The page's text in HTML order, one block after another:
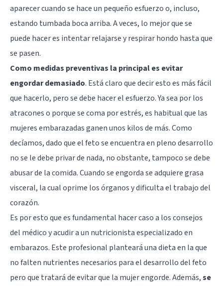
aparecer cuando se hace un pequeño esfuerzo o, incluso,
estando tumbada boca arriba. A veces, lo mejor que se
puede hacer es intentar relajarse y respirar hondo hasta que
se pasen.
Como medidas preventivas la principal es evitar
engordar demasiado. Está claro que decir esto es más fácil
que hacerlo, pero se debe hacer el esfuerzo. Ya sea por los
atracones o porque se coma por estrés, es habitual que las
mujeres embarazadas ganen unos kilos de más. Como
decíamos, dado que el feto se encuentra en pleno desarrollo
no se le debe privar de nada, no obstante, tampoco se debe
abusar de la comida. Cuando se engorda se adquiere grasa
visceral, la cual oprime los órganos y dificulta el trabajo del
corazón.
Es por esto que es fundamental hacer caso a los consejos
del médico y acudir a un nutricionista especializado en
embarazos. Este profesional planteará una dieta en la que
no falten nutrientes necesarios para el desarrollo del feto
pero que tratará de evitar que la mujer engorde. Además,se